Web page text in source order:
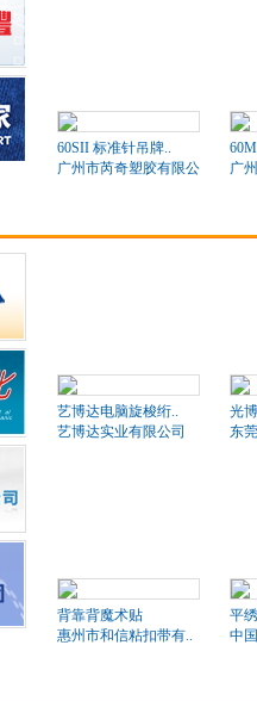
60SII 标准针吊牌..
广州市芮奇塑胶有限公司
广
艺博达电脑旋梭绗..
艺博达实业有限公司
光
东
背靠背魔术贴
惠州市和信粘扣带有..
平
中